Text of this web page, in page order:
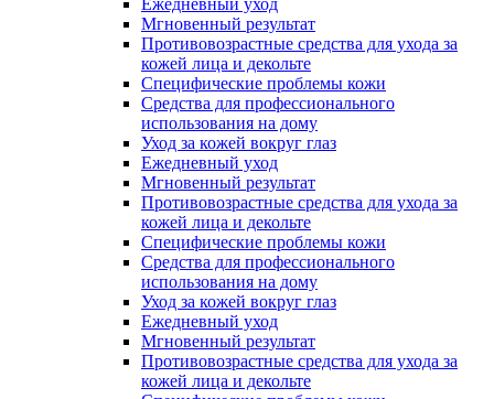
Ежедневный уход
Мгновенный результат
Противовозрастные средства для ухода за
кожей лица и декольте
Специфические проблемы кожи
Средства для профессионального
использования на дому
Уход за кожей вокруг глаз
Ежедневный уход
Мгновенный результат
Противовозрастные средства для ухода за
кожей лица и декольте
Специфические проблемы кожи
Средства для профессионального
использования на дому
Уход за кожей вокруг глаз
Ежедневный уход
Мгновенный результат
Противовозрастные средства для ухода за
кожей лица и декольте